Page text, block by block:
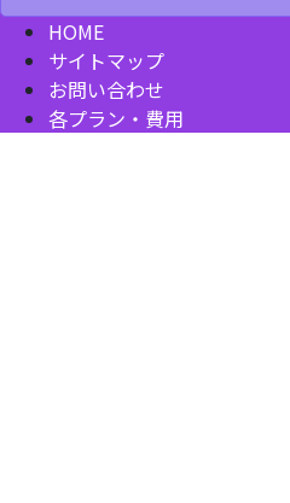
HOME
サイトマップ
お問い合わせ
各プラン・費用